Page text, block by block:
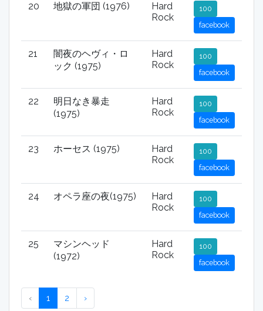
20 地獄の軍団 (1976)
Hard
Rock
100
facebook
21
闇夜のヘヴィ・ロ
ック (1975)
Hard
Rock
100
facebook
22
明日なき暴走
(1975)
Hard
Rock
100
facebook
23 ホーセス (1975)
Hard
Rock
100
facebook
24 オペラ座の夜(1975)
Hard
Rock
100
facebook
25
マシンヘッド
(1972)
Hard
Rock
100
facebook
‹ 1 2 ›